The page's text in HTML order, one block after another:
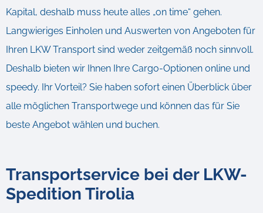
Kapital, deshalb muss heute alles „on time“ gehen.
Langwieriges Einholen und Auswerten von Angeboten für
Ihren LKW Transport sind weder zeitgemäß noch sinnvoll.
Deshalb bieten wir Ihnen Ihre Cargo-Optionen online und
speedy. Ihr Vorteil? Sie haben sofort einen Überblick über
alle möglichen Transportwege und können das für Sie
beste Angebot wählen und buchen.
Transportservice bei der LKW-
Spedition Tirolia